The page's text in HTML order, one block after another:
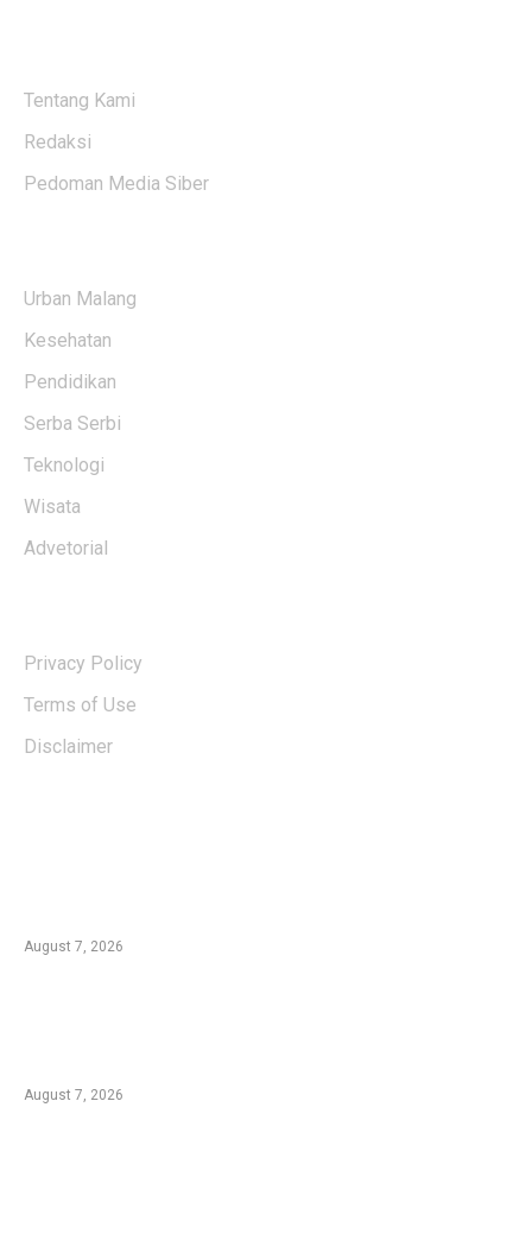
Tentang Kami
Redaksi
Pedoman Media Siber
Urban Malang
Kesehatan
Pendidikan
Serba Serbi
Teknologi
Wisata
Advetorial
Privacy Policy
Terms of Use
Disclaimer
August 7, 2026
August 7, 2026